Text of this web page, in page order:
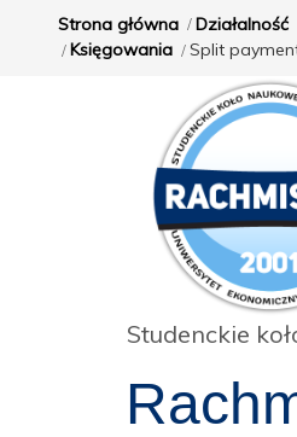
Strona główna
Działalność
Księgowania
Split
Studenckie